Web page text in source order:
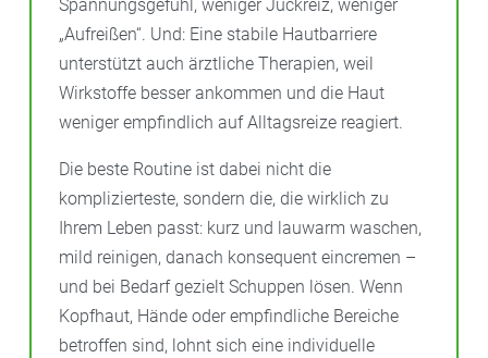
Spannungsgefühl, weniger Juckreiz, weniger
„Aufreißen“. Und: Eine stabile Hautbarriere
unterstützt auch ärztliche Therapien, weil
Wirkstoffe besser ankommen und die Haut
weniger empfindlich auf Alltagsreize reagiert.
Die beste Routine ist dabei nicht die
komplizierteste, sondern die, die wirklich zu
Ihrem Leben passt: kurz und lauwarm waschen,
mild reinigen, danach konsequent eincremen –
und bei Bedarf gezielt Schuppen lösen. Wenn
Kopfhaut, Hände oder empfindliche Bereiche
betroffen sind, lohnt sich eine individuelle